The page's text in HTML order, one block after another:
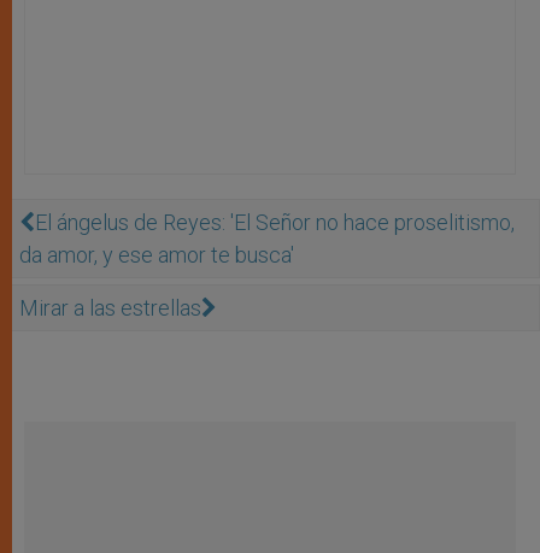
El ángelus de Reyes: 'El Señor no hace proselitismo,
da amor, y ese amor te busca'
Mirar a las estrellas